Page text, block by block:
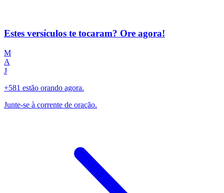
Estes versículos te tocaram? Ore agora!
M
A
J
+581 estão orando agora.
Junte-se à corrente de oração.